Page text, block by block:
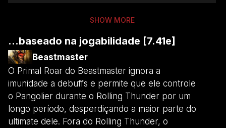
SHOW MORE
...baseado na jogabilidade [7.41e]
Beastmaster
O Primal Roar do Beastmaster ignora a
imunidade a debuffs e permite que ele controle
o Pangolier durante o Rolling Thunder por um
longo período, desperdiçando a maior parte do
ultimate dele. Fora do Rolling Thunder, o